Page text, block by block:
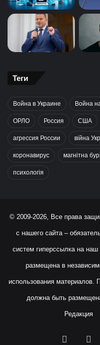
Теги
Война в Украине Война
ОРЛО Россия США
агрессия России війна
коронавирус магнітна
психологія
© 2009-2026, Все права
с нашего сайта –
систем гиперссылка на наш
размещена в
использования материалов.
должна быть
Редакция